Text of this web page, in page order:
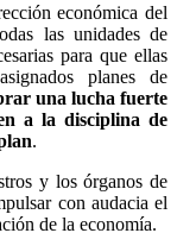
económica del
las unidades de
para que ellas
planes de
una lucha fuerte
a la disciplina de
.
y los órganos de
con audacia el
de la economía.